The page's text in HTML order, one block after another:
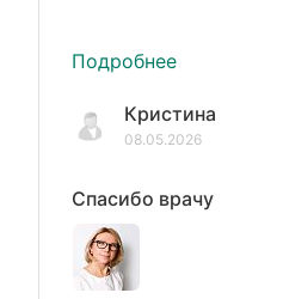
Подробнее
Кристина
08.05.2026
Спасибо врачу